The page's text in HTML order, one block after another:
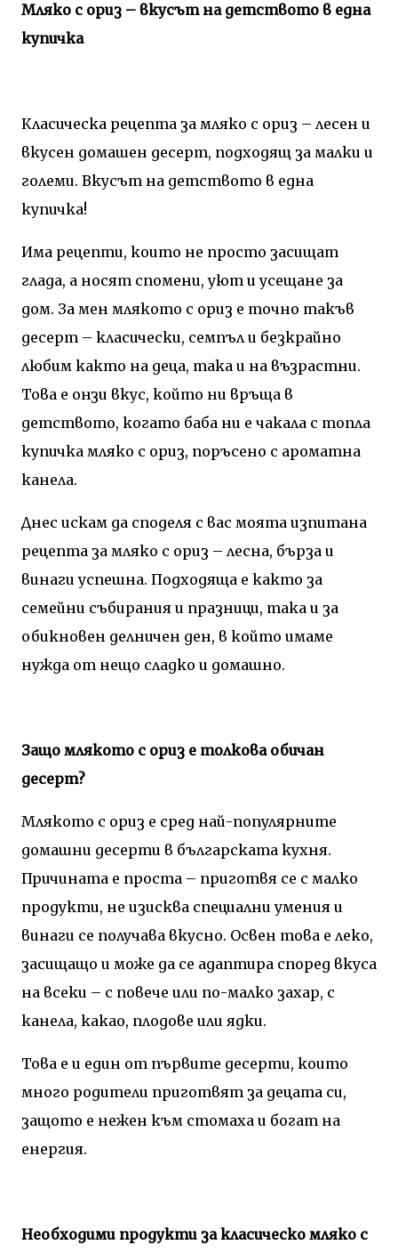
Мляко с ориз – вкусът на детството в една
купичка
Класическа рецепта за мляко с ориз – лесен и
вкусен домашен десерт, подходящ за малки и
големи. Вкусът на детството в една
купичка!
Има рецепти, които не просто засищат
глада, а носят спомени, уют и усещане за
дом. За мен млякото с ориз е точно такъв
десерт – класически, семпъл и безкрайно
любим както на деца, така и на възрастни.
Това е онзи вкус, който ни връща в
детството, когато баба ни е чакала с топла
купичка мляко с ориз, поръсено с ароматна
канела.
Днес искам да споделя с вас моята изпитана
рецепта за мляко с ориз – лесна, бърза и
винаги успешна. Подходяща е както за
семейни събирания и празници, така и за
обикновен делничен ден, в който имаме
нужда от нещо сладко и домашно.
Защо млякото с ориз е толкова обичан
десерт?
Млякото с ориз е сред най-популярните
домашни десерти в българската кухня.
Причината е проста – приготвя се с малко
продукти, не изисква специални умения и
винаги се получава вкусно. Освен това е леко,
засищащо и може да се адаптира според вкуса
на всеки – с повече или по-малко захар, с
канела, какао, плодове или ядки.
Това е и един от първите десерти, които
много родители приготвят за децата си,
защото е нежен към стомаха и богат на
енергия.
Необходими продукти за класическо мляко с